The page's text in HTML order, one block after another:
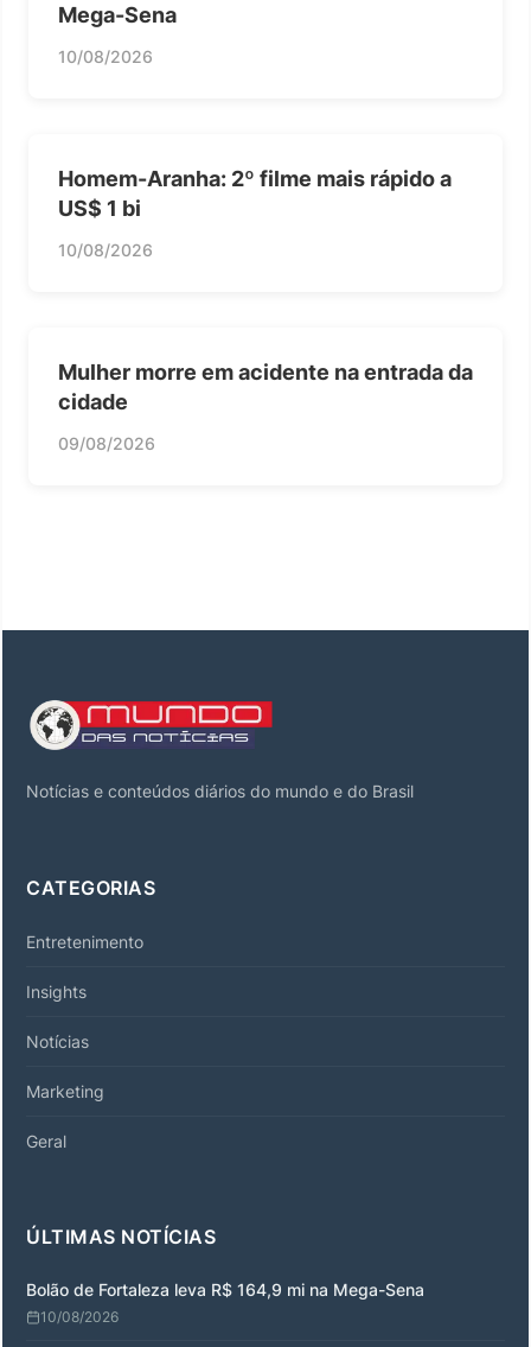
Mega-Sena
10/08/2026
Homem-Aranha: 2º filme mais rápido a
US$ 1 bi
10/08/2026
Mulher morre em acidente na entrada da
cidade
09/08/2026
Notícias e conteúdos diários do mundo e do Brasil
CATEGORIAS
Entretenimento
Insights
Notícias
Marketing
Geral
ÚLTIMAS NOTÍCIAS
Bolão de Fortaleza leva R$ 164,9 mi na Mega-Sena
10/08/2026